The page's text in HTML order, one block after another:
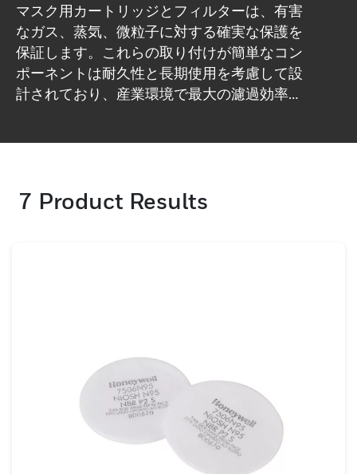
マスク用カートリッジとフィルターは、有害
なガス、蒸気、微粒子に対する確実な保護を
保証します。これらの取り付けが簡単なコン
ポーネントは耐久性と長期使用を考慮して設
計されており、産業環境で最大の濾過効率を
手段を提供します。ハネウェルのさまざまな
7 Product Results